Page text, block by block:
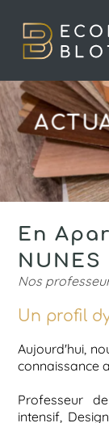
En
Nos
Un profil
Aujourd'hui,
connaissance
Professeur
intensif,